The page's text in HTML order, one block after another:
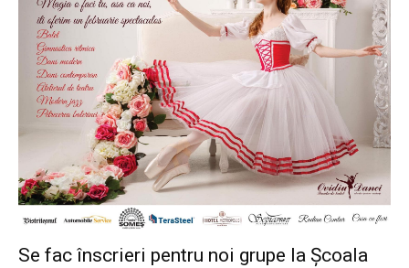
Se fac înscrieri pentru noi grupe la Școala